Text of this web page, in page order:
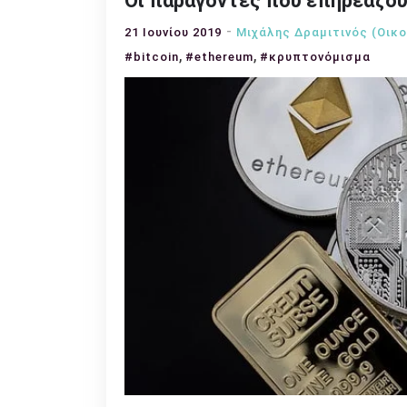
21 Ιουνίου 2019 Μιχάλης Δραμιτινός
#bitcoin, #ethereum, #κρυπτονόμισμα